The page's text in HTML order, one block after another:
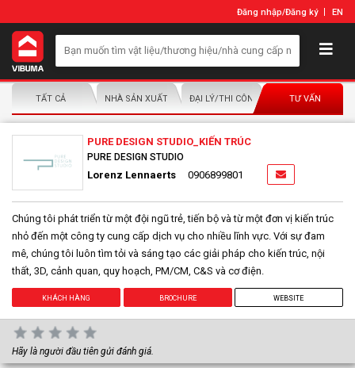
Đăng nhập/Đăng ký EN
TẤT CẢ NHÀ SẢN XUẤT/NHÀ PHÂN PHỐIĐẠI LÝ/THI CÔNG LẮP ĐẶTTƯ VẤN
PURE DESIGN STUDIO_KIẾN TRÚC
PURE DESIGN STUDIO
Lorenz Lennaerts 0906899801
Chúng tôi phát triển từ một đội ngũ trẻ, tiến bộ và từ một đơn vị kiến trúc
nhỏ đến một công ty cung cấp dịch vụ cho nhiều lĩnh vực. Với sự đam
mê, chúng tôi luôn tìm tỏi và sáng tạo các giải pháp cho kiến trúc, nội
thất, 3D, cảnh quan, quy hoạch, PM/CM, C&S và cơ điện.
KHÁCH HÀNG BROCHURE WEBSITE
Hãy là người đầu tiên gửi đánh giá.